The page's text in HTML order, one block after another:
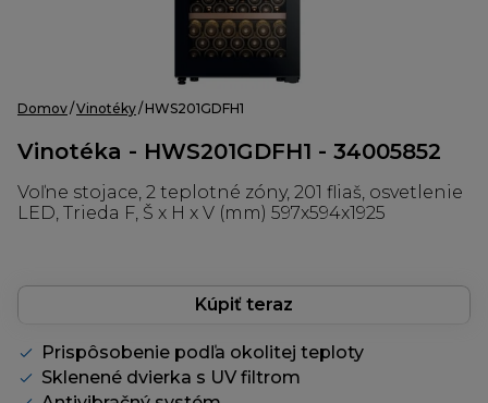
Domov Vinotéky HWS201GDFH1
Vinotéka - HWS201GDFH1 - 34005852
Voľne stojace, 2 teplotné zóny, 201 fliaš, osvetlenie
LED, Trieda F, Š x H x V (mm) 597x594x1925
Kúpiť teraz
Prispôsobenie podľa okolitej teploty
Sklenené dvierka s UV filtrom